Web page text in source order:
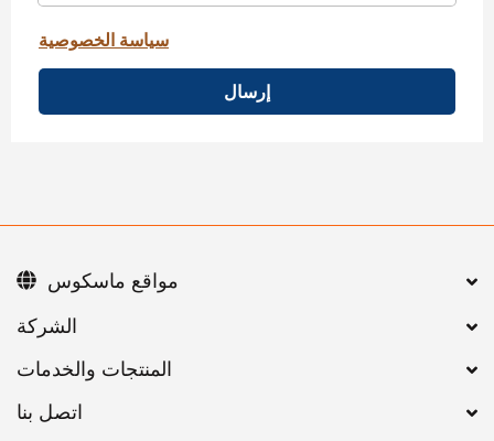
سياسة الخصوصية
إرسال
اتصل بنا
مواقع ماسكوس